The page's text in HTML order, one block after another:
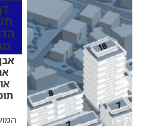
דף
הדר
אבן
את
המועצה